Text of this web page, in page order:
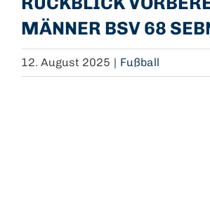
MÄNNER BSV 68
12. August 2025 | Fußball